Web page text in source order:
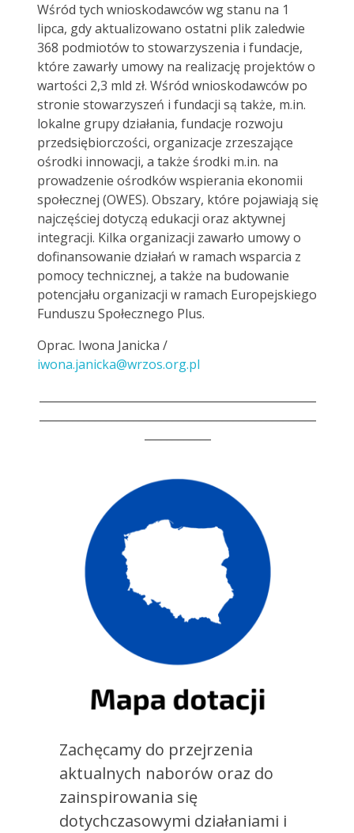
Wśród tych wnioskodawców wg stanu na 1
lipca, gdy aktualizowano ostatni plik zaledwie
368 podmiotów to stowarzyszenia i fundacje,
które zawarły umowy na realizację projektów o
wartości 2,3 mld zł. Wśród wnioskodawców po
stronie stowarzyszeń i fundacji są także, m.in.
lokalne grupy działania, fundacje rozwoju
przedsiębiorczości, organizacje zrzeszające
ośrodki innowacji, a także środki m.in. na
prowadzenie ośrodków wspierania ekonomii
społecznej (OWES). Obszary, które pojawiają się
najczęściej dotyczą edukacji oraz aktywnej
integracji. Kilka organizacji zawarło umowy o
dofinansowanie działań w ramach wsparcia z
pomocy technicznej, a także na budowanie
potencjału organizacji w ramach Europejskiego
Funduszu Społecznego Plus.
Oprac. Iwona Janicka /
iwona.janicka@wrzos.org.pl
Zachęcamy do przejrzenia
aktualnych naborów oraz do
zainspirowania się
dotychczasowymi działaniami i